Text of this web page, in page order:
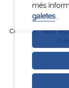
Contacte Nota
més
galetes.